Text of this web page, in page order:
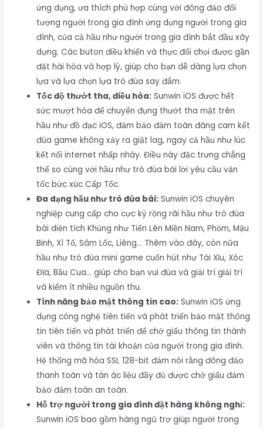
ứng dụng, ưa thích phù hợp cùng với đông đảo đối
tượng người trong gia đình ứng dụng người trong gia
đình, của cả hầu như người trong gia đình bắt đầu xây
dựng. Các buton điều khiển và thực đối chọi được gần
đặt hài hòa và hợp lý, giúp cho bạn dễ dàng lựa chọn
lựa và lựa chọn lựa trò đùa say đắm.
Tốc độ thướt tha, điều hòa: Sunwin iOS được hết
sức mượt hóa để chuyển đụng thướt tha mặt trên
hầu như đồ đạc iOS, đảm bảo đảm toàn đăng cam kết
đùa game không xảy ra giật lag, ngay cả hầu như lúc
kết nối internet nhấp nháy. Điều này đặc trưng chẳng
thể so cùng với hầu như trò đùa bài lời yêu cầu vận
tốc bức xúc Cấp Tốc.
Đa dạng hầu như trò đùa bài: Sunwin iOS chuyên
nghiệp cung cấp cho cực kỳ rộng rãi hầu như trò đùa
bài diện tích Khủng như Tiến Lên Miền Nam, Phỏm, Mậu
Binh, Xì Tố, Sâm Lốc, Liêng… Thêm vào đây, còn nữa
hầu như trò đùa mini game cuốn hút như Tài Xỉu, Xóc
Đĩa, Bầu Cua… giúp cho bạn vui đùa và giải trí giải trí
và kiếm ít nhiều nguồn thu.
Tính năng bảo mật thông tin cao: Sunwin iOS ứng
dụng công nghệ tiên tiến và phát triển bảo mật thông
tin tiên tiến và phát triển để chở giấu thông tin thành
viên và thông tin tài khoản của người trong gia đình.
Hệ thống mã hóa SSL 128-bit đảm nói rằng đông đảo
thanh toán và tàn ác liệu đầy đủ được chở giấu đảm
bảo đảm toàn an toàn.
Hỗ trợ người trong gia đình đặt hàng không nghỉ:
Sunwin iOS bao gồm hàng ngũ trợ giúp người trong